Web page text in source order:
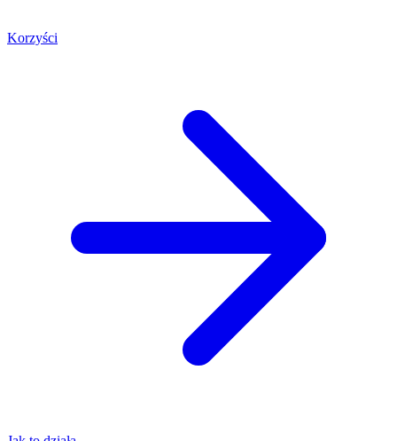
Korzyści